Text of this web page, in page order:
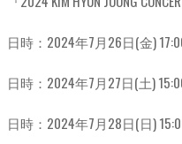
日時：2024年7月26日(金)
日時：2024年7月27日(土)
日時：2024年7月28日(日)